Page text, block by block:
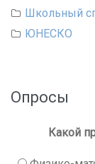
Школьный
ЮНЕСКО
Опросы
Какой